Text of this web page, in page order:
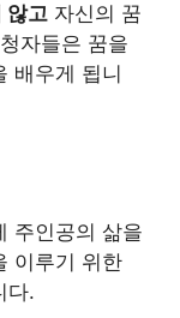
않고 자신의 꿈
자들은 꿈을
배우게 됩니
주인공의 삶을
이루기 위한
다.